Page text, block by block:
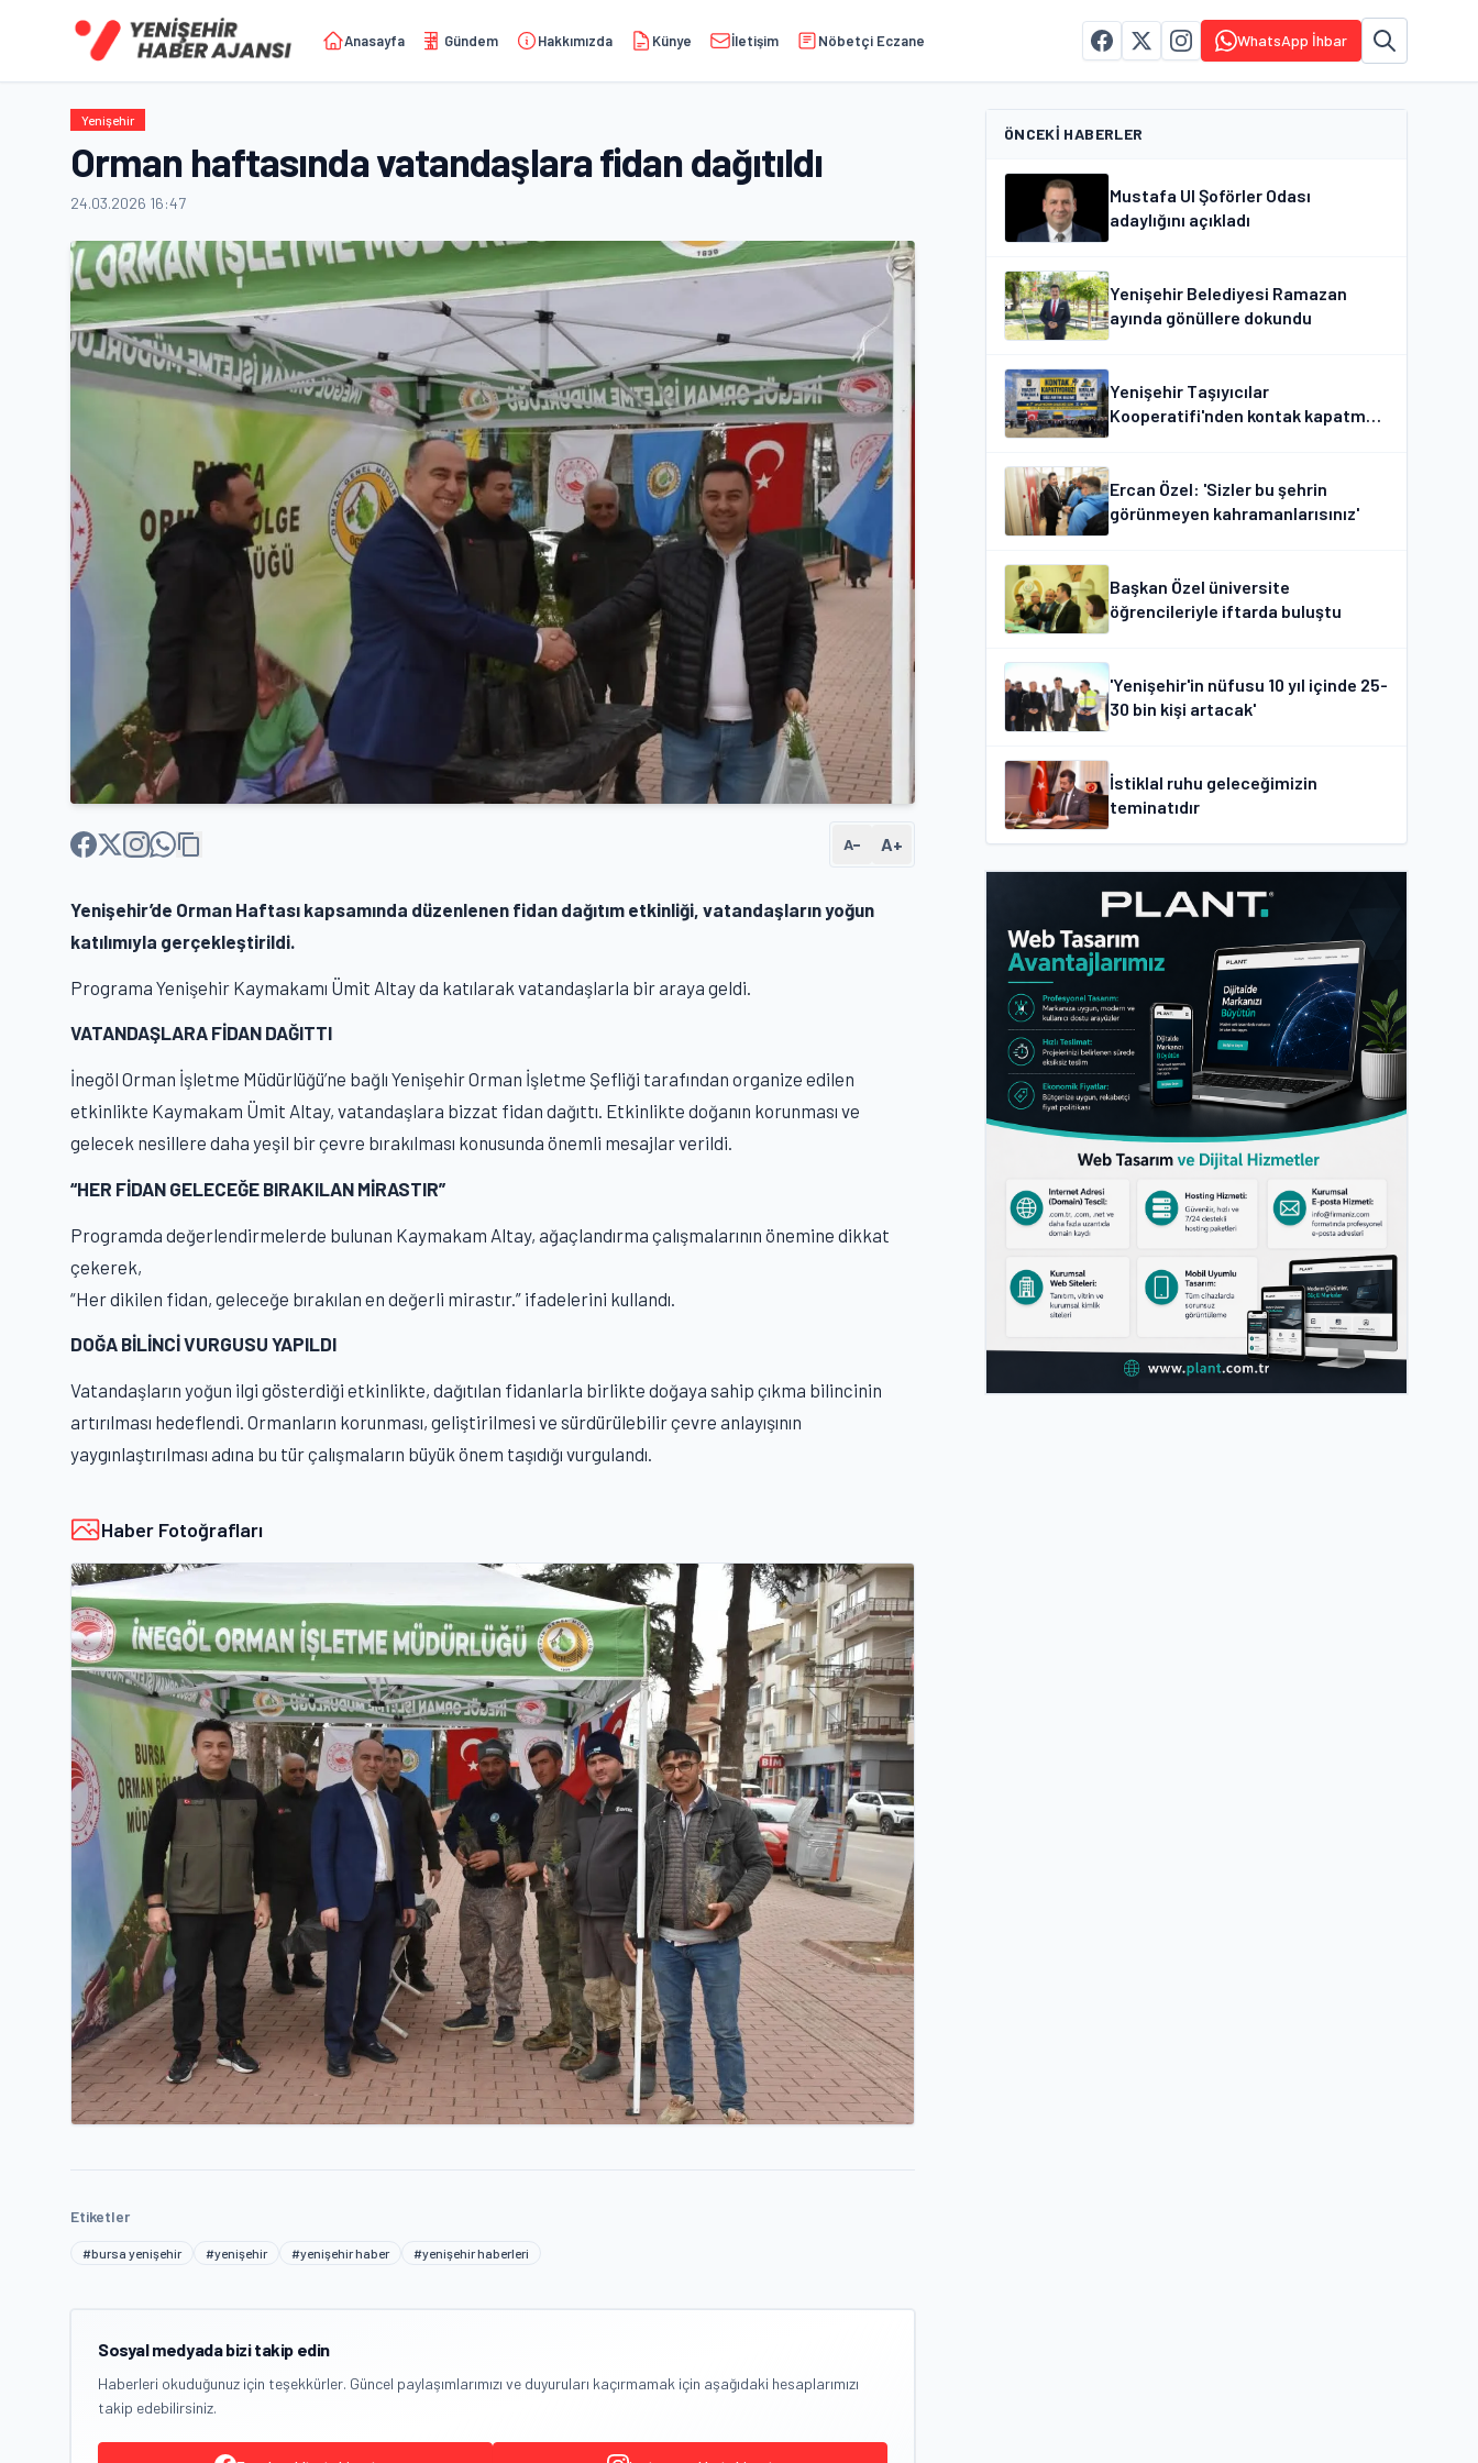
Anasayfa Gündem Hakkımızda Künye İletişim Nöbetçi Eczane WhatsApp İhbar
Yenişehir
Orman haftasında vatandaşlara fidan dağıtıldı
24.03.2026 16:47
A− A+
Yenişehir’de Orman Haftası kapsamında düzenlenen fidan dağıtım etkinliği, vatandaşların yoğun
katılımıyla gerçekleştirildi.
Programa Yenişehir Kaymakamı Ümit Altay da katılarak vatandaşlarla bir araya geldi.
VATANDAŞLARA FİDAN DAĞITTI
İnegöl Orman İşletme Müdürlüğü’ne bağlı Yenişehir Orman İşletme Şefliği tarafından organize edilen
etkinlikte Kaymakam Ümit Altay, vatandaşlara bizzat fidan dağıttı. Etkinlikte doğanın korunması ve
gelecek nesillere daha yeşil bir çevre bırakılması konusunda önemli mesajlar verildi.
“HER FİDAN GELECEĞE BIRAKILAN MİRASTIR”
Programda değerlendirmelerde bulunan Kaymakam Altay, ağaçlandırma çalışmalarının önemine dikkat
çekerek,
“Her dikilen fidan, geleceğe bırakılan en değerli mirastır.” ifadelerini kullandı.
DOĞA BİLİNCİ VURGUSU YAPILDI
Vatandaşların yoğun ilgi gösterdiği etkinlikte, dağıtılan fidanlarla birlikte doğaya sahip çıkma bilincinin
artırılması hedeflendi. Ormanların korunması, geliştirilmesi ve sürdürülebilir çevre anlayışının
yaygınlaştırılması adına bu tür çalışmaların büyük önem taşıdığı vurgulandı.
Haber Fotoğrafları
Etiketler
#bursa yenişehir #yenişehir #yenişehir haber #yenişehir haberleri
Sosyal medyada bizi takip edin
Haberleri okuduğunuz için teşekkürler. Güncel paylaşımlarımızı ve duyuruları kaçırmamak için aşağıdaki hesaplarımızı
takip edebilirsiniz.
ÖNCEKI HABERLER
Mustafa Ul Şoförler Odası
adaylığını açıkladı
Yenişehir Belediyesi Ramazan
ayında gönüllere dokundu
Yenişehir Taşıyıcılar
Kooperatifi'nden kontak kapatma
Ercan Özel: 'Sizler bu şehrin
görünmeyen kahramanlarısınız'
Başkan Özel üniversite
öğrencileriyle iftarda buluştu
'Yenişehir'in nüfusu 10 yıl içinde 25-
30 bin kişi artacak'
İstiklal ruhu geleceğimizin
teminatıdır